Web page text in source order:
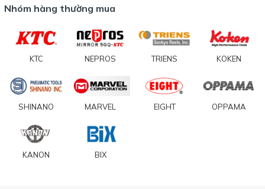
Nhóm hàng thường mua
KTC NEPROS TRIENS KOKEN
SHINANO MARVEL EIGHT OPPAMA
KANON BIX